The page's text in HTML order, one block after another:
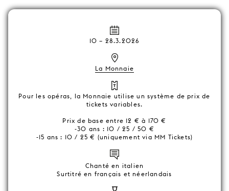
10 – 28.3.2026
La Monnaie
Pour les opéras, la Monnaie utilise un système de prix de
tickets variables.
Prix de base entre 12 € à 170 €
-30 ans : 10 / 25 / 50 €
-15 ans : 10 / 25 € (uniquement via MM Tickets)
Chanté en italien
Surtitré en français et néerlandais